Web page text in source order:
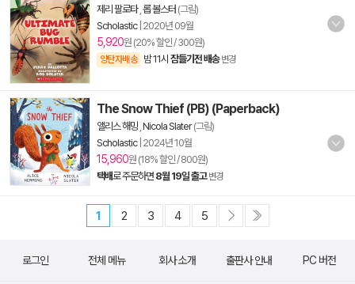
제리 팔로타, 롭 볼스터 (그림)
Scholastic| 2020년 09월
5,920원 (20% 할인 / 300원)
양탄자배송 밤 11시 잠들기전 배송 변경
The Snow Thief (PB) (Paperback)
앨리스 해밍 Nicola Slater(그림)
Scholastic| 2024년 10월
15,960원 (18% 할인 / 800원)
택배로 주문하면 8월 19일 출고 변경
1 2 3 4 5
로그인 전체 메뉴 회사 소개 출판사 안내 PC 버전